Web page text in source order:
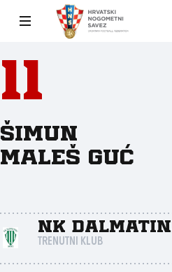
11
Šimun
Maleš Guć
NK
TRENUTNI KLUB